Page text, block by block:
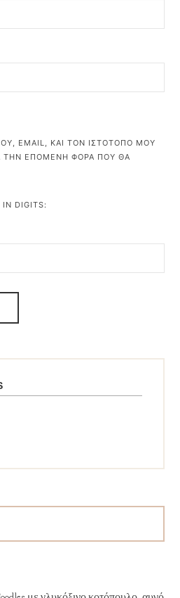
EMAIL, ΚΑΙ ΤΟΝ ΙΣΤΌΤΟΠΟ ΜΟΥ
ΤΗΝ ΕΠΌΜΕΝΗ ΦΟΡΆ ΠΟΥ ΘΑ
IN DIGITS: